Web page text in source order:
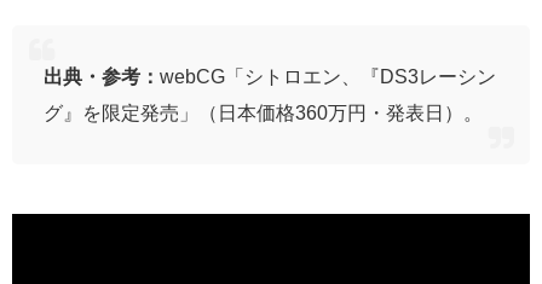
出典・参考： webCG「シトロエン、『DS3レーシン
グ』を限定発売」（日本価格360万円・発表日）。